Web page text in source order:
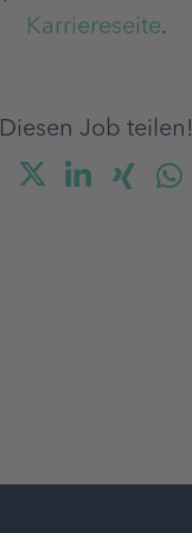
Karriereseite.
Diesen Job teilen!